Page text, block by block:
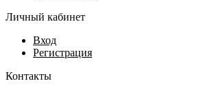
Личный кабинет
Вход
Регистрация
Контакты